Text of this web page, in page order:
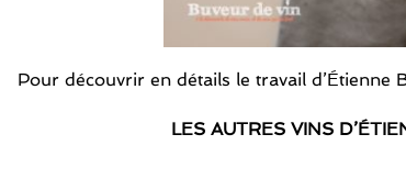
Pour découvrir en détails le travail d’Étienne
LES AUTRES VINS